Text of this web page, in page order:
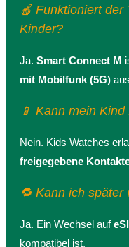
🍎 Funktioniert der
Kinder?
Ja. Smart Connect M
mit Mobilfunk (5G)
📱 Kann mein
Nein. Kids Watches
freigegebene
🔁 Kann ich
Ja. Ein Wechsel auf
kompatibel ist.